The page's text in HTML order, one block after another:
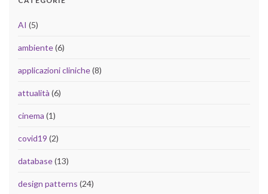
AI (5)
ambiente(6)
applicazioni cliniche(8)
attualità (6)
cinema (1)
covid19 (2)
database(13)
design patterns (24)